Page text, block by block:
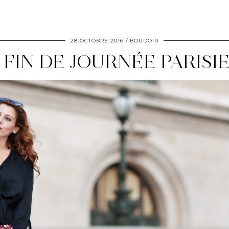
28 OCTOBRE 2016 BOUDOIR
DE JOURNÉE